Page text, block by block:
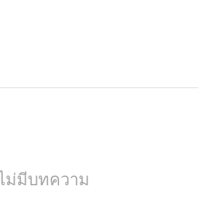
ม่มีบทความ